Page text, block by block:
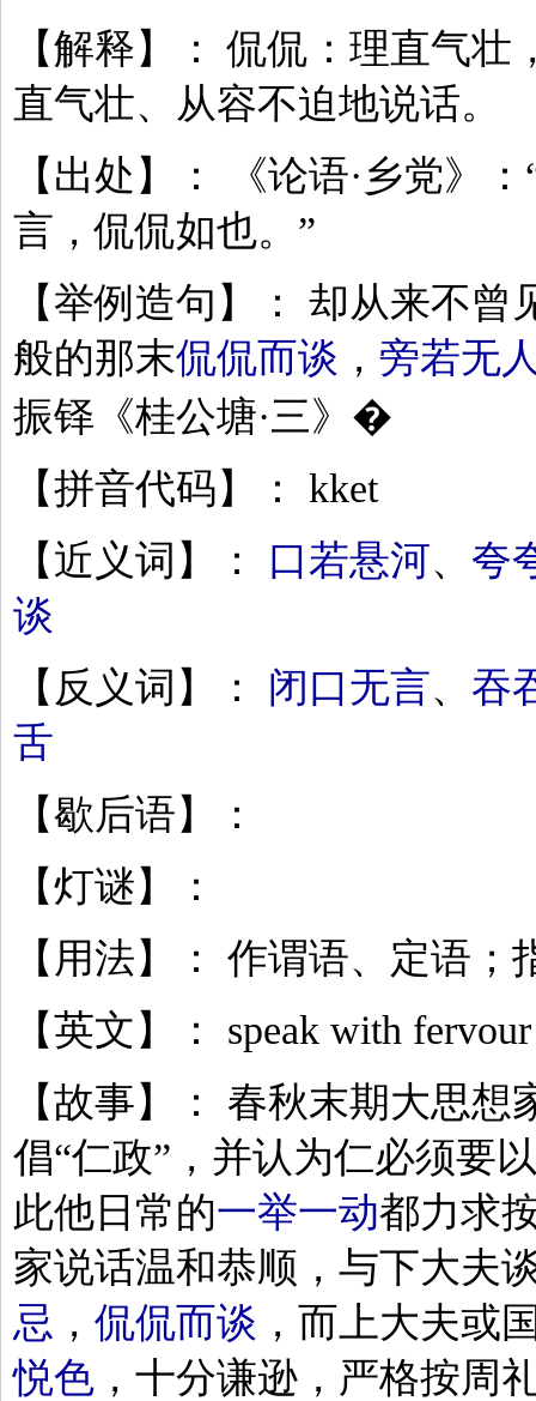
【解释】： 侃侃：理直气壮
直气壮、从容不迫地说话。
【出处】： 《论语·乡党》
言，侃侃如也。”
【举例造句】： 却从来不曾
般的那末侃侃而谈 ， 旁若无
振铎《桂公塘·三》�
【拼音代码】： kket
【近义词】： 口若悬河、 夸
谈
【反义词】： 闭口无言、 吞
舌
【歇后语】：
【灯谜】：
【用法】： 作谓语、定语；
【英文】： speak with fervour
【故事】： 春秋末期大思想
倡“仁政”，并认为仁必须要
此他日常的一举一动都力求
家说话温和恭顺，与下大夫
忌 ， 侃侃而谈 ，而上大夫或
悦色 ，十分谦逊，严格按周